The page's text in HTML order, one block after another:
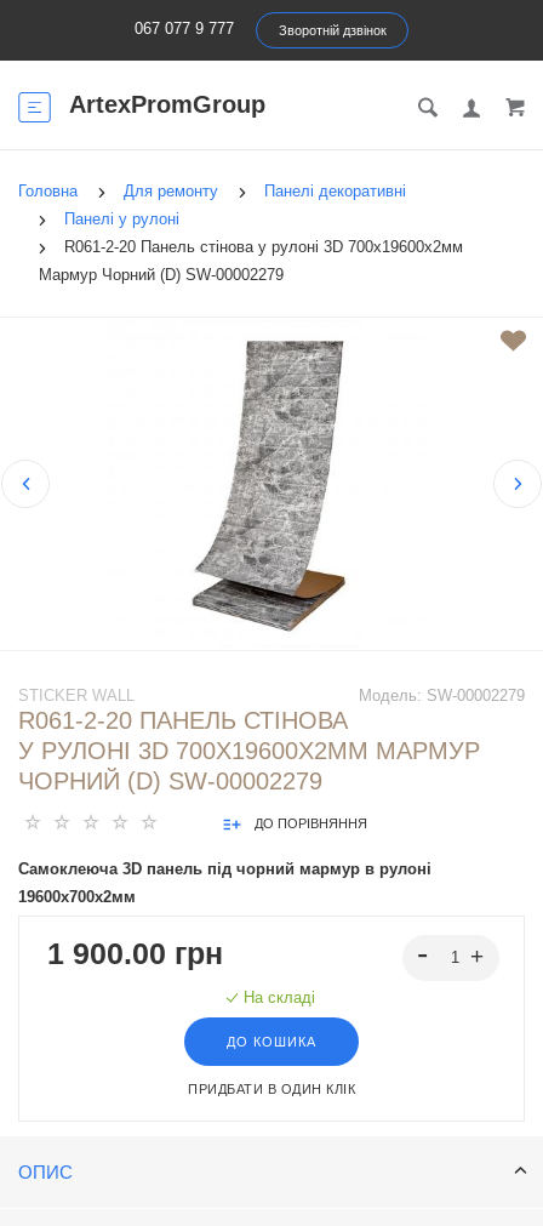
067 077 9 777 Зворотній дзвінок
ArtexPromGroup
Головна Для ремонту
Панелі декоративні
Панелі у рулоні
R061-2-20 Панель стінова у рулоні 3D 700х19600х2мм
Мармур Чорний (D) SW-00002279
Модель: SW-00002279
STICKER WALL
R061-2-20 ПАНЕЛЬ СТІНОВА
У РУЛОНІ 3D 700Х19600Х2ММ МАРМУР
ЧОРНИЙ (D) SW-00002279
ДО ПОРІВНЯННЯ
Самоклеюча 3D панель під чорний мармур в рулоні
19600x700x2мм
1 900.00 грн
На складі
ДО КОШИКА
ПРИДБАТИ В ОДИН КЛІК
ОПИС